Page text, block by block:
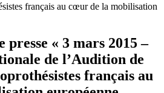
français au cœur de la mobilisation
presse « 3 mars 2015 –
de l’Audition de
français au